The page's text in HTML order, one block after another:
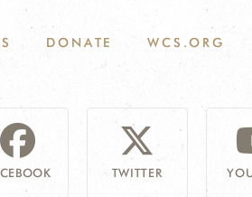
DONATE WCS.ORG
TWITTER